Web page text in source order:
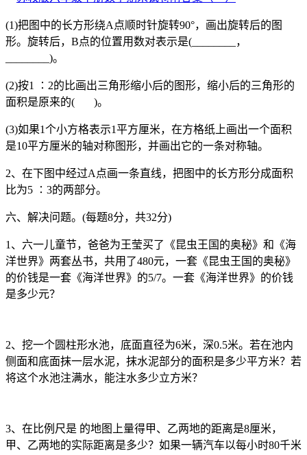
(1)把图中的长方形绕A点顺时针旋转90°，画出旋转后的图
形。旋转后，B点的位置用数对表示是(________，
________)。
(2)按1 ∶2的比画出三角形缩小后的图形，缩小后的三角形的
面积是原来的( )。
(3)如果1个小方格表示1平方厘米，在方格纸上画出一个面积
是10平方厘米的轴对称图形，并画出它的一条对称轴。
2、在下图中经过A点画一条直线，把图中的长方形分成面积
比为5 ∶3的两部分。
六、解决问题。(每题8分，共32分)
1、六一儿童节，爸爸为王莹买了《昆虫王国的奥秘》和《海
洋世界》两套丛书，共用了480元，一套《昆虫王国的奥秘》
的价钱是一套《海洋世界》的5/7。一套《海洋世界》的价钱
是多少元？
2、挖一个圆柱形水池，底面直径为6米，深0.5米。若在池内
侧面和底面抹一层水泥，抹水泥部分的面积是多少平方米？若
将这个水池注满水，能注水多少立方米？
3、在比例尺是 的地图上量得甲、乙两地的距离是8厘米，
甲、乙两地的实际距离是多少？如果一辆汽车以每小时80千米